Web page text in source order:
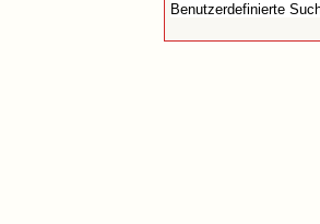
Benutzerdefinierte